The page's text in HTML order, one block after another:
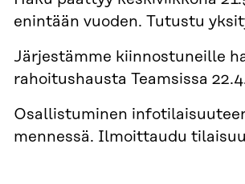
enintään vuoden. Tutustu
Järjestämme kiinnostuneille
rahoitushausta Teamsissa
Osallistuminen
mennessä. Ilmoittaudu